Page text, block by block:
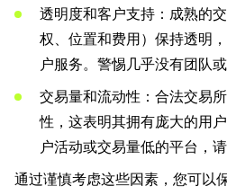
透明度和客户支持：成熟的
权、位置和费用）保持透明
户服务。警惕几乎没有团队
交易量和流动性：合法交易
性，这表明其拥有庞大的用
户活动或交易量低的平台，请
通过谨慎考虑这些因素，您可以